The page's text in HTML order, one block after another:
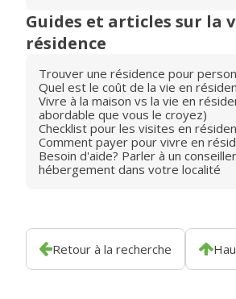
Guides et articles sur la
résidence
Trouver une résidence pour
Quel est le coût de la vie en
Vivre à la maison vs la vie en
abordable que vous le croyez)
Checklist pour les visites en
Comment payer pour vivre en
Besoin d'aide? Parler à un
hébergement dans votre localité
Retour à la recherche